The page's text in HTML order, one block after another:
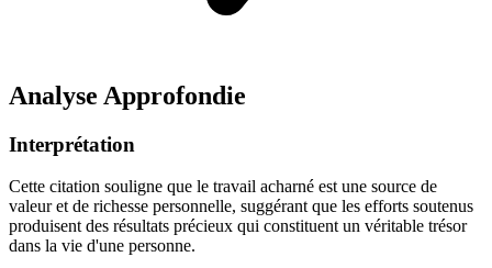
Analyse Approfondie
Interprétation
Cette citation souligne que le travail acharné est une source de
valeur et de richesse personnelle, suggérant que les efforts soutenus
produisent des résultats précieux qui constituent un véritable trésor
dans la vie d'une personne.